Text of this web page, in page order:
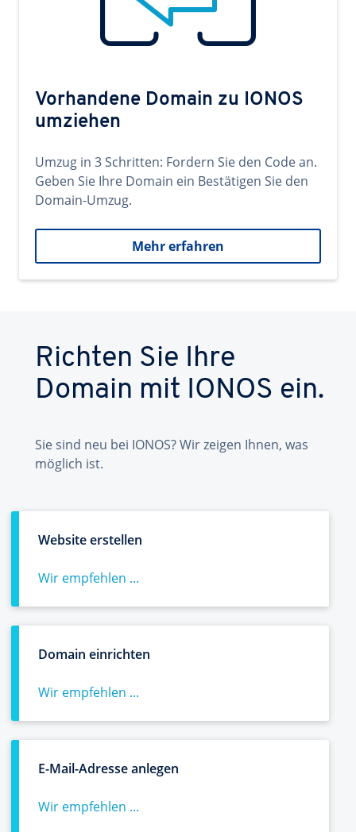
Vorhandene Domain zu IONOS
umziehen
Umzug in 3 Schritten: Fordern Sie den Code an.
Geben Sie Ihre Domain ein Bestätigen Sie den
Domain-Umzug.
Mehr erfahren
Richten Sie Ihre
Domain mit IONOS ein.
Sie sind neu bei IONOS? Wir zeigen Ihnen, was
möglich ist.
Website erstellen
Wir empfehlen ...
Domain einrichten
Wir empfehlen ...
E-Mail-Adresse anlegen
Wir empfehlen ...